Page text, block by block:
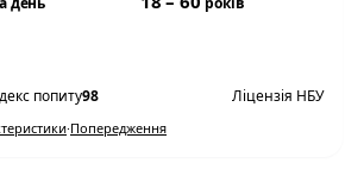
попиту98 Ліцензія НБУ
·Попередження